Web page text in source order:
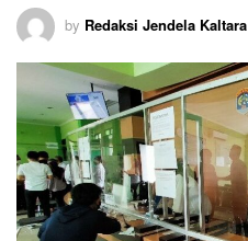
by Redaksi Jendela Kaltara